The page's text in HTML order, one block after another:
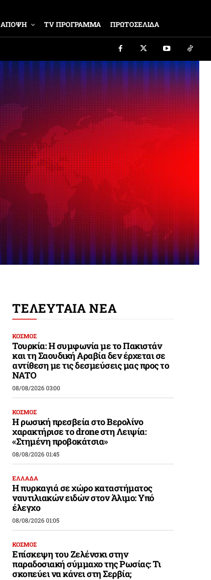
ΑΠΟΨΗ TV ΠΡΟΓΡΑΜΜΑ ΠΡΩΤΟΣΕΛΙΔΑ
ΤΕΛΕΥΤΑΙΑ ΝΕΑ
ΚΟΣΜΟΣ
Τουρκία: Η συμφωνία με το Πακιστάν
και τη Σαουδική Αραβία δεν έρχεται σε
αντίθεση με τις δεσμεύσεις μας προς το
ΝΑΤΟ
08/08/2026 03:00
ΚΟΣΜΟΣ
Η ρωσική πρεσβεία στο Βερολίνο
χαρακτήρισε το drone στη Λειψία:
«Στημένη προβοκάτσια»
08/08/2026 01:45
ΕΛΛΑΔΑ
Η πυρκαγιά σε χώρο καταστήματος
ναυτιλιακών ειδών στον Άλιμο: Υπό
έλεγχο
08/08/2026 01:05
ΚΟΣΜΟΣ
Επίσκεψη του Ζελένσκι στην
παραδοσιακή σύμμαχο της Ρωσίας: Τι
σκοπεύει να κάνει στη Σερβία;